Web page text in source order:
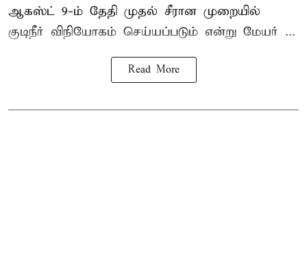
ஆகஸ்ட் 9-ம் தேதி முதல் சீரான முறையில்
குடிநீர் விநியோகம் செய்யப்படும் என்று மேயர் ...
Read More